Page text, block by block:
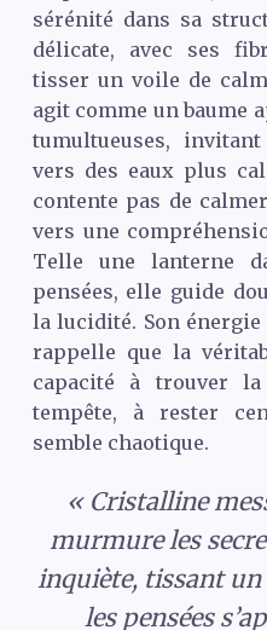
sérénité dans sa
délicate, avec ses
tisser un voile de
agit comme un baume
tumultueuses,
vers des eaux plus
contente pas de
vers une
Telle une lanterne
pensées, elle guide
la lucidité. Son
rappelle que la
capacité à trouver
tempête, à rester
semble chaotique.
« Cristalline
murmure les
inquiète, tissant un
les pensées